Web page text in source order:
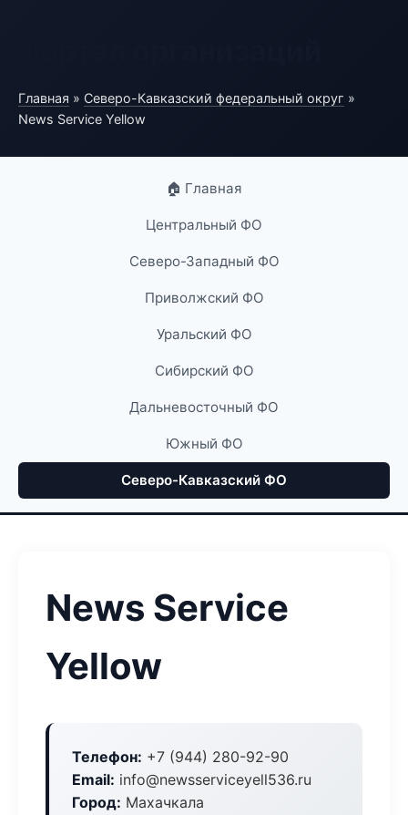
Главная » Северо-Кавказский федеральный округ »
News Service Yellow
🏠 Главная
Центральный ФО
Северо-Западный ФО
Приволжский ФО
Уральский ФО
Сибирский ФО
Дальневосточный ФО
Южный ФО
Северо-Кавказский ФО
News Service
Yellow
Телефон: +7 (944) 280-92-90
Email: info@newsserviceyell536.ru
Город: Махачкала